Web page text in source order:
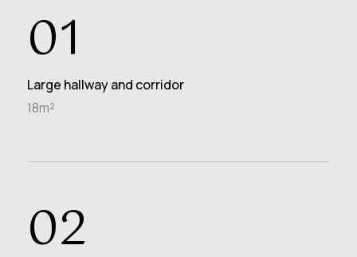
01
Large hallway and corridor
18m²
02